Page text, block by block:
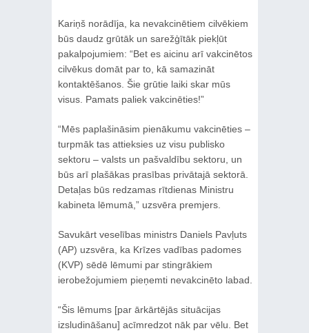
Kariņš norādīja, ka nevakcinētiem cilvēkiem
būs daudz grūtāk un sarežģītāk piekļūt
pakalpojumiem: “Bet es aicinu arī vakcinētos
cilvēkus domāt par to, kā samazināt
kontaktēšanos. Šie grūtie laiki skar mūs
visus. Pamats paliek vakcinēties!”
“Mēs paplašināsim pienākumu vakcinēties –
turpmāk tas attieksies uz visu publisko
sektoru – valsts un pašvaldību sektoru, un
būs arī plašākas prasības privātajā sektorā.
Detaļas būs redzamas rītdienas Ministru
kabineta lēmumā,” uzsvēra premjers.
Savukārt veselības ministrs Daniels Pavļuts
(AP) uzsvēra, ka Krīzes vadības padomes
(KVP) sēdē lēmumi par stingrākiem
ierobežojumiem pieņemti nevakcinēto labad.
“Šis lēmums [par ārkārtējās situācijas
izsludināšanu] acīmredzot nāk par vēlu. Bet